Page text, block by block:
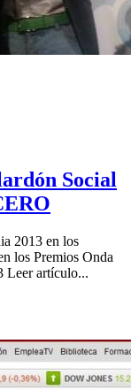
Social
2013 en los
los Premios Onda
Leer artículo...